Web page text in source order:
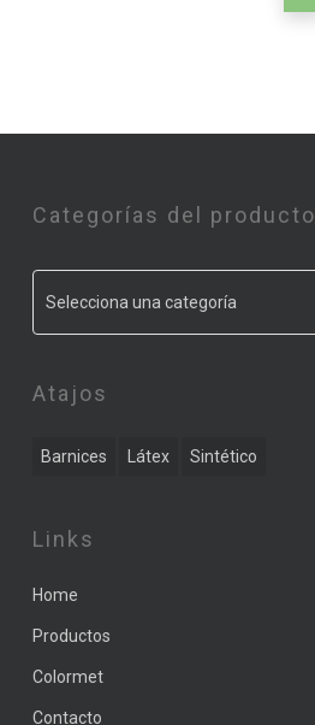
Categorías del producto
Selecciona una categoría
Atajos
Barnices Látex Sintético
Links
Home
Productos
Colormet
Contacto